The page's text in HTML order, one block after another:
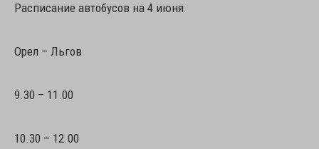
Расписание автобусов на 4 июня:
Орел – Льгов
9.30 – 11.00
10.30 – 12.00